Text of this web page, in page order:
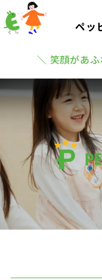
ペッ
＼ 笑顔があ
Play